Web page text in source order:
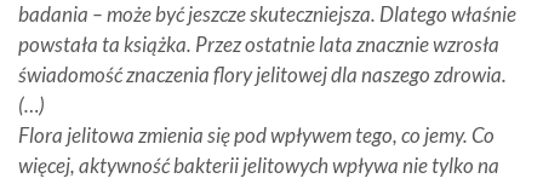
badania – może być jeszcze skuteczniejsza. Dlatego właśnie
powstała ta książka. Przez ostatnie lata znacznie wzrosła
świadomość znaczenia flory jelitowej dla naszego zdrowia.
(…)
Flora jelitowa zmienia się pod wpływem tego, co jemy. Co
więcej, aktywność bakterii jelitowych wpływa nie tylko na